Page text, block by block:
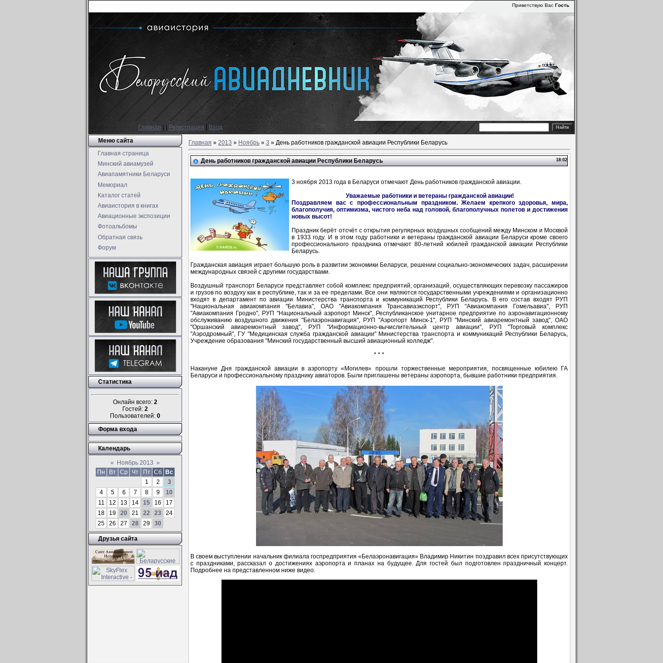
Приветствую Вас Гость
Главная Регистрация
Вход
Меню сайта
Главная страница
Минский авиамузей
Авиапамятники Беларуси
Мемориал
Каталог статей
Авиаистория в книгах
Авиационные экспозиции
Фотоальбомы
Обратная связь
Форум
Статистика
Онлайн всего: 2
Гостей: 2
Пользователей: 0
Форма входа
Календарь
« Ноябрь 2013 »
Пн
Вт Ср Чт Пт Сб
Вс
1
2
3
4
5 6 7 8 9
10
11
12 13 14 15 16
17
18
19 20 21 22 23
24
25
26 27 28 29 30
Друзья сайта
Главная»2013 » Ноябрь » 3» День работников гражданской авиации Республики Беларусь
18:02
День работников гражданской авиации Республики Беларусь
3 ноября 2013 года в Беларуси отмечают День работников гражданской авиации.
Уважаемые работники и ветераны гражданской авиации!
Поздравляем вас с профессиональным праздником. Желаем крепкого здоровья, мира,
благополучия, оптимизма, чистого неба над головой, благополучных полетов и достижения
новых высот!
Праздник берёт отсчёт с открытия регулярных воздушных сообщений между Минском и Москвой
в 1933 году. И в этом году работники и ветераны гражданской авиации Беларуси кроме своего
профессионального праздника отмечают 80-летний юбилей гражданской авиации Республики
Беларусь.
Гражданская авиация играет большую роль в развитии экономики Беларуси, решении социально-экономических задач, расширении
международных связей с другими государствами.
Воздушный транспорт Беларуси представляет собой комплекс предприятий, организаций, осуществляющих перевозку пассажиров
и грузов по воздуху как в республике, так и за ее пределами. Все они являются государственными учреждениями и организационно
входят в департамент по авиации Министерства транспорта и коммуникаций Республики Беларусь. В его состав входят РУП
"Национальная авиакомпания "Белавиа", ОАО "Авиакомпания Трансавиаэкспорт", РУП "Авиакомпания Гомельавиа", РУП
"Авиакомпания Гродно", РУП "Национальный аэропорт Минск", Республиканское унитарное предприятие по аэронавигационному
обслуживанию воздушного движения "Белаэронавигация", РУП "Аэропорт Минск-1", РУП "Минский авиаремонтный завод", ОАО
"Оршанский авиаремонтный завод", РУП "Информационно-вычислительный центр авиации", РУП "Торговый комплекс
"Аэродромный", ГУ "Медицинская служба гражданской авиации" Министерства транспорта и коммуникаций Республики Беларусь,
Учреждение образования "Минский государственный высший авиационный колледж".
* * *
Накануне Дня гражданской авиации в аэропорту «Могилев» прошли торжественные мероприятия, посвященные юбилею ГА
Беларуси и профессиональному празднику авиаторов. Были приглашены ветераны аэропорта, бывшие работники предприятия.
В своем выступлении начальник филиала госпредприятия «Белаэронавигация» Владимир Никитин поздравил всех присутствующих
с праздниками, рассказал о достижениях аэропорта и планах на будущее. Для гостей был подготовлен праздничный концерт.
Подробнее на представленном ниже видео.